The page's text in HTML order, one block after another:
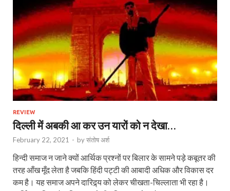
REVIEW
दिल्ली में अबकी आ कर उन यारों को न देखा…
February 22, 2021 - byसंतोष अर्श
हिन्दी समाज न जाने क्यों आर्थिक प्रश्नों पर बिलार के सामने पड़े कबूतर की
तरह आँख मूँद लेता है जबकि हिंदी पट्टी की आबादी अधिक और विकास दर
कम है। यह समाज अपने दारिद्र्य को लेकर चीखता-चिल्लाता भी रहा है।